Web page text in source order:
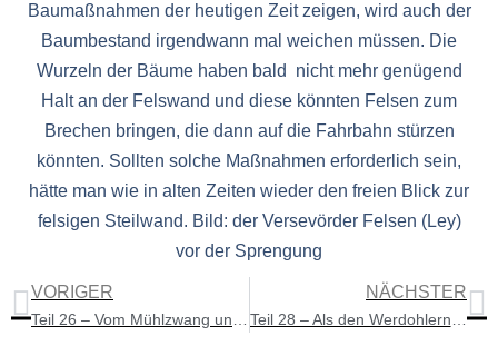
Baumaßnahmen der heutigen Zeit zeigen, wird auch der
Baumbestand irgendwann mal weichen müssen. Die
Wurzeln der Bäume haben bald nicht mehr genügend
Halt an der Felswand und diese könnten Felsen zum
Brechen bringen, die dann auf die Fahrbahn stürzen
könnten. Sollten solche Maßnahmen erforderlich sein,
hätte man wie in alten Zeiten wieder den freien Blick zur
felsigen Steilwand. Bild: der Versevörder Felsen (Ley)
vor der Sprengung
VORIGER
Teil 26 – Vom Mühlzwang und der königlichen Mühle
NÄCHSTER
Teil 28 – Als den Werdohlern das Bier brauen verboten wurde